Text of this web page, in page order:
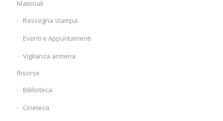
Materiali
Rassegna stampa
Eventi e Appuntamenti
Vigilanza armena
Risorse
Biblioteca
Cineteca